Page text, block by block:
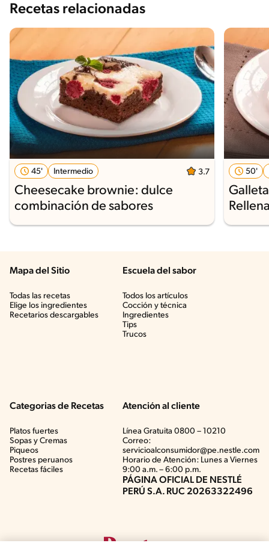
Recetas relacionadas
45' Intermedio 3.7
Cheesecake brownie: dulce
combinación de sabores
50'
Mapa del Sitio
Todas las recetas
Elige los ingredientes
Recetarios descargables
Escuela del sabor
Todos los artículos
Cocción y técnica
Ingredientes
Tips
Trucos
Categorias de Recetas
Platos fuertes
Sopas y Cremas
Piqueos
Postres peruanos
Recetas fáciles
Atención al cliente
Línea Gratuita 0800 – 10210
Correo:
servicioalconsumidor@pe.nestle.com
Horario de Atención: Lunes a Viernes
9:00 a.m. – 6:00 p.m.
PÁGINA OFICIAL DE NESTLÉ
PERÚ S.A. RUC 20263322496